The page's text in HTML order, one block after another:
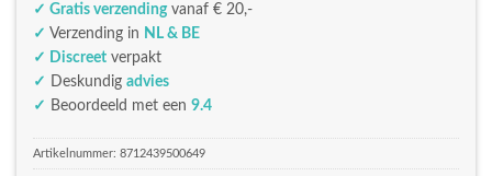
✓ Gratis verzendingvanaf € 20,-
✓ Verzending in NL & BE
✓ Discreet verpakt
✓
Deskundig advies
✓ Beoordeeld met een 9.4
Artikelnummer: 8712439500649